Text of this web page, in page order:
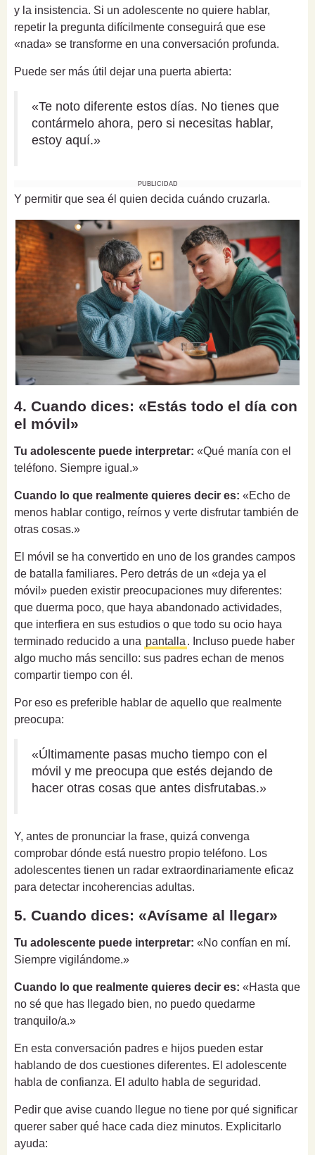
y la insistencia. Si un adolescente no quiere hablar,
repetir la pregunta difícilmente conseguirá que ese
«nada» se transforme en una conversación profunda.
Puede ser más útil dejar una puerta abierta:
«Te noto diferente estos días. No tienes que
contármelo ahora, pero si necesitas hablar,
estoy aquí.»
PUBLICIDAD
Y permitir que sea él quien decida cuándo cruzarla.
4. Cuando dices: «Estás todo el día con
el móvil»
Tu adolescente puede interpretar: «Qué manía con el
teléfono. Siempre igual.»
Cuando lo que realmente quieres decir es: «Echo de
menos hablar contigo, reírnos y verte disfrutar también de
otras cosas.»
El móvil se ha convertido en uno de los grandes campos
de batalla familiares. Pero detrás de un «deja ya el
móvil» pueden existir preocupaciones muy diferentes:
que duerma poco, que haya abandonado actividades,
que interfiera en sus estudios o que todo su ocio haya
terminado reducido a una pantalla . Incluso puede haber
algo mucho más sencillo: sus padres echan de menos
compartir tiempo con él.
Por eso es preferible hablar de aquello que realmente
preocupa:
«Últimamente pasas mucho tiempo con el
móvil y me preocupa que estés dejando de
hacer otras cosas que antes disfrutabas.»
Y, antes de pronunciar la frase, quizá convenga
comprobar dónde está nuestro propio teléfono. Los
adolescentes tienen un radar extraordinariamente eficaz
para detectar incoherencias adultas.
5. Cuando dices: «Avísame al llegar»
Tu adolescente puede interpretar: «No confían en mí.
Siempre vigilándome.»
Cuando lo que realmente quieres decir es: «Hasta que
no sé que has llegado bien, no puedo quedarme
tranquilo/a.»
En esta conversación padres e hijos pueden estar
hablando de dos cuestiones diferentes. El adolescente
habla de confianza. El adulto habla de seguridad.
Pedir que avise cuando llegue no tiene por qué significar
querer saber qué hace cada diez minutos. Explicitarlo
ayuda: